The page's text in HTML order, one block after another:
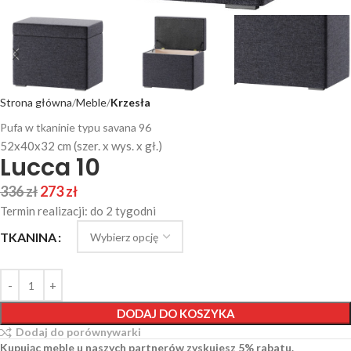
Strona główna Meble Krzesła
Lucca 10
52x40x32 cm (szer. x wys. x gł.)
Pufa w tkaninie typu savana 96
336zł273zł
Termin realizacji: do 2 tygodni
TKANINA
DODAJ DO KOSZYKA
Dodaj do porównywarki
Kupując meble u naszych partnerów zyskujesz 5% rabatu.